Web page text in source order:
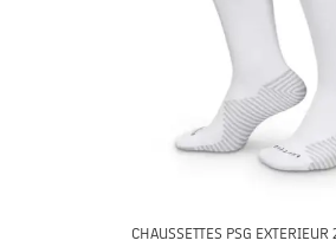
CHAUSSETTES PSG